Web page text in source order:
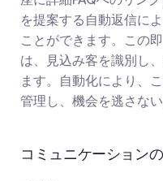
を提案する自動返信に
ことができます。この
は、見込み客を識別し
ます。自動化により、
管理し、機会を逃さな
コミュニケーション